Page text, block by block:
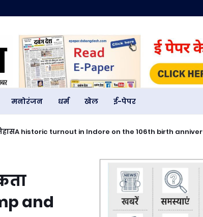
मनोरंजन धर्म खेल ई-पेपर
historic turnout in Indore on the 106th birth
and